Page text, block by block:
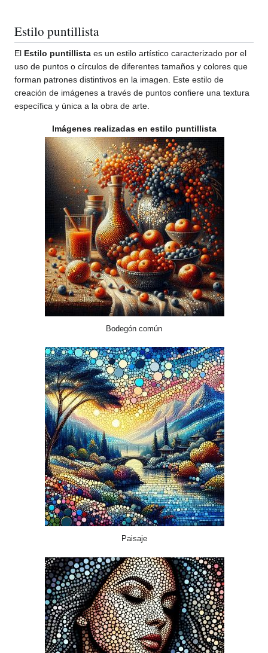
Estilo puntillista
El Estilo puntillista es un estilo artístico caracterizado por el
uso de puntos o círculos de diferentes tamaños y colores que
forman patrones distintivos en la imagen. Este estilo de
creación de imágenes a través de puntos confiere una textura
específica y única a la obra de arte.
Imágenes realizadas en estilo puntillista
Bodegón común
Paisaje